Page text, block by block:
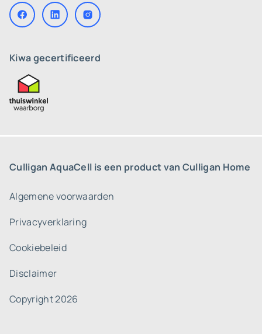
Kiwa gecertificeerd
Culligan AquaCell is een product van Culligan Home
Algemene voorwaarden
Privacyverklaring
Cookiebeleid
Disclaimer
Copyright 2026